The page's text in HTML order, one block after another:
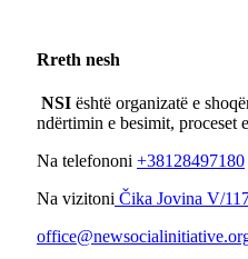
Rreth nesh
NSI është organizatë e
ndërtimin e besimit, proceset
Na telefononi +38128497180
Na vizitoni Čika Jovina V/